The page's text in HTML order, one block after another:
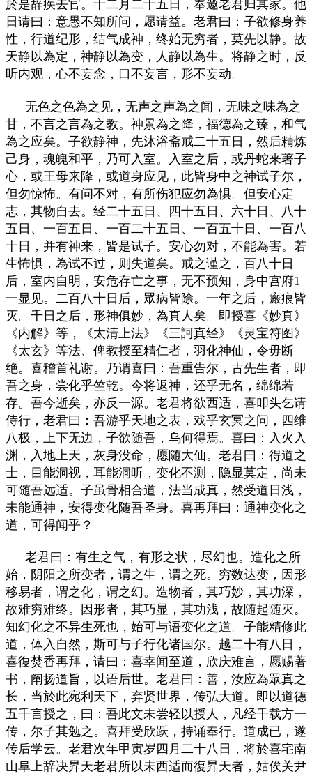
於是辞疾去官。十二月二十五日，奉邀老君归其家。他
日请曰：意愚不知所问，愿请益。老君曰：子欲修身养
性，行道纪形，结气成神，终始无穷者，莫先以静。故
天静以為定，神静以為变，人静以為生。将静之时，反
听内观，心不妄念，口不妄言，形不妄动。
无色之色為之见，无声之声為之闻，无味之味為之
甘，不言之言為之教。神景為之降，福德為之臻，和气
為之应矣。子欲静神，先沐浴斋戒二十五日，然后精炼
己身，魂魄和平，乃可入室。入室之后，或丹蛇来著子
心，或王母来降，或道身应见，此皆身中之神试子尔，
但勿惊怖。有问不对，有所伤犯应勿為惧。但安心定
志，其物自去。经二十五日、四十五日、六十日、八十
五日、一百五日、一百二十五日、一百五十日、一百八
十日，并有神来，皆是试子。安心勿对，不能為害。若
生怖惧，為试不过，则失道矣。戒之谨之，百八十日
后，室内自明，安危存亡之事，无不预知，身中宫府1
一显见。二百八十日后，眾病皆除。一年之后，瘢痕皆
灭。千日之后，形神俱妙，為真人矣。即授喜《妙真》
《内解》等，《太清上法》《三訶真经》《灵宝符图》
《太玄》等法、俾教授至精仁者，羽化神仙，令毋断
绝。喜稽首礼谢。乃谓喜曰：吾重告尔，古先生者，即
吾之身，尝化乎竺乾。今将返神，还乎无名，绵绵若
存。吾今逝矣，亦反一源。老君将欲西适，喜叩头乞请
侍行，老君曰：吾游乎天地之表，戏乎玄冥之问，四维
八极，上下无边，子欲随吾，乌何得焉。喜曰：入火入
渊，入地上天，灰身没命，愿随大仙。老君曰：得道之
士，目能洞视，耳能洞听，变化不测，隐显莫定，尚未
可随吾远适。子虽骨相合道，法当成真，然受道日浅，
未能通神，安得变化随吾圣身。喜再拜曰：通神变化之
道，可得闻乎？
老君曰：有生之气，有形之状，尽幻也。造化之所
始，阴阳之所变者，谓之生，谓之死。穷数达变，因形
移易者，谓之化，谓之幻。造物者，其巧妙，其功深，
故难穷难终。因形者，其巧显，其功浅，故随起随灭。
知幻化之不异生死也，始可与语变化之道。子能精修此
道，体入自然，斯可与子行化诸国尔。越二十有八日，
喜復焚香再拜，请曰：喜幸闻至道，欣庆难言，愿赐著
书，阐扬道旨，以语后世。老君曰：善，汝应為眾真之
长，当於此宛利天下，弃贤世界，传弘大道。即以道德
五千言授之，曰：吾此文未尝轻以授人，凡经千载方一
传，尔子其勉之。喜拜受欣跃，持诵奉行。道成已，遂
传后学云。老君次年甲寅岁四月二十八日，将於喜宅南
山阜上辞决昇天老君所以未西适而復昇天者，姑俟关尹